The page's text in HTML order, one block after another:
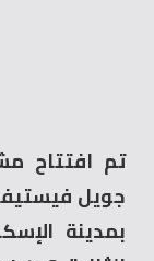
جويل
بمدينة